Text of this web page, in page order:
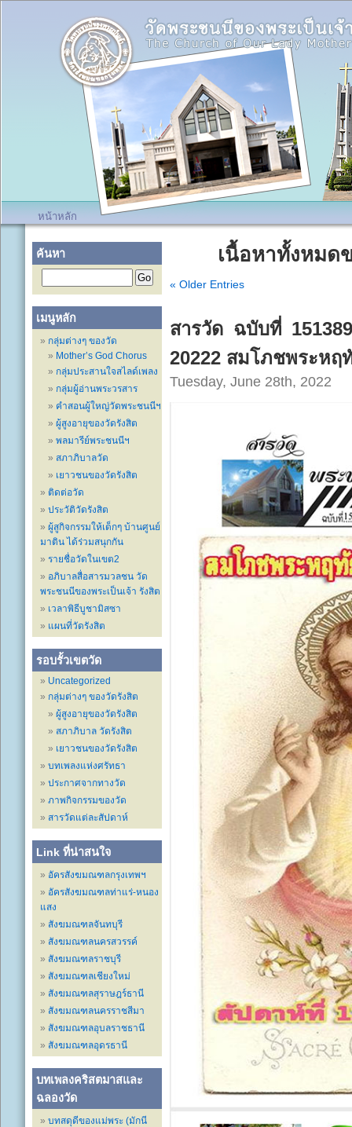
หน้าหลัก
ค้นหา
เมนูหลัก
กลุ่มต่างๆ ของวัด
Mother’s God Chorus
กลุ่มประสานใจสไลด์เพลง
กลุ่มผู้อ่านพระวรสาร
คำสอนผู้ใหญ่วัดพระชนนีฯ
ผู้สูงอายุของวัดรังสิต
พลมารีย์พระชนนีฯ
สภาภิบาลวัด
เยาวชนของวัดรังสิต
ติดต่อวัด
ประวัติวัดรังสิต
ผู้สูกิจกรรมให้เด็กๆ บ้านศูนย์
มาติน ได้ร่วมสนุกกัน
รายชื่อวัดในเขต2
อภิบาลสื่อสารมวลชน วัด
พระชนนีของพระเป็นเจ้า รังสิต
เวลาพิธีบูชามิสซา
แผนที่วัดรังสิต
รอบรั้วเขตวัด
Uncategorized
กลุ่มต่างๆ ของวัดรังสิต
ผู้สูงอายุของวัดรังสิต
สภาภิบาล วัดรังสิต
เยาวชนของวัดรังสิต
บทเพลงแห่งศรัทธา
ประกาศจากทางวัด
ภาพกิจกรรมของวัด
สารวัดแต่ละสัปดาห์
Link ที่น่าสนใจ
อัครสังฆมณฑลกรุงเทพฯ
อัครสังฆมณฑลท่าแร่-หนอง
แสง
สังฆมณฑลจันทบุรี
สังฆมณฑลนครสวรรค์
สังฆมณฑลราชบุรี
สังฆมณฑลเชียงใหม่
สังฆมณฑลสุราษฎร์ธานี
สังฆมณฑลนครราชสีมา
สังฆมณฑลอุบลราชธานี
สังฆมณฑลอุดรธานี
บทเพลงคริสตมาสและ
ฉลองวัด
บทสดุดีของแม่พระ (มักนี
เนื้อหาทั้งหมด
« Older Entries
สารวัด ฉบับที่
20222 สมโภชพระหฤ
Tuesday, June 28th, 2022